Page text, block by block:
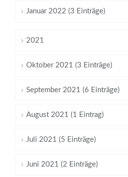
Januar 2022 (3 Einträge)
2021
Oktober 2021 (3 Einträge)
September 2021 (6 Einträge)
August 2021 (1 Eintrag)
Juli 2021 (5 Einträge)
Juni 2021 (2 Einträge)